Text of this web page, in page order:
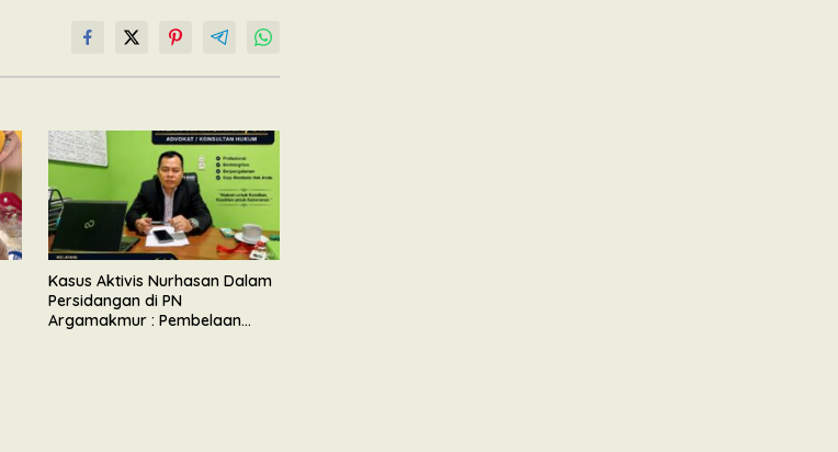
Kasus Aktivis Nurhasan Dalam
Persidangan di PN
Argamakmur : Pembelaan